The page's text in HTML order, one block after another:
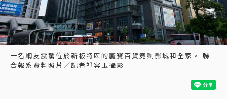
一名網友震驚位於新板特區的麗寶百貨竟剩影城和全家。 聯
合報系資料照片／記者祁容玉攝影